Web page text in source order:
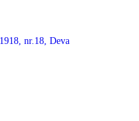
nr.18, Deva